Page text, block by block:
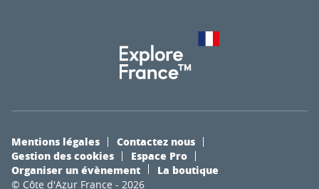
© Côte d'Azur France - 2026
Mentions légales
Contactez nous
Gestion des cookies
Espace Pro
Organiser un évènement
La boutique